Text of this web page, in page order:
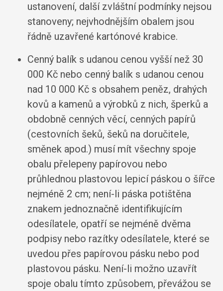
ustanovení, další zvláštní podmínky nejsou
stanoveny; nejvhodnějším obalem jsou
řádně uzavřené kartónové krabice.
Cenný balík s udanou cenou vyšší než 30
000 Kč nebo cenný balík s udanou cenou
nad 10 000 Kč s obsahem peněz, drahých
kovů a kamenů a výrobků z nich, šperků a
obdobně cenných věcí, cenných papírů
(cestovních šeků, šeků na doručitele,
směnek apod.) musí mít všechny spoje
obalu přelepeny papírovou nebo
průhlednou plastovou lepicí páskou o šířce
nejméně 2 cm; není-li páska potištěna
znakem jednoznačně identifikujícím
odesílatele, opatří se nejméně dvěma
podpisy nebo razítky odesílatele, které se
uvedou přes papírovou pásku nebo pod
plastovou pásku. Není-li možno uzavřít
spoje obalu tímto způsobem, převážou se